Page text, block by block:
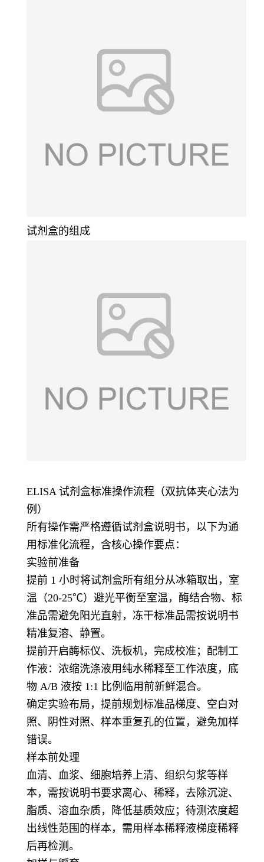
试剂盒的组成
ELISA 试剂盒标准操作流程（双抗体夹心法为
例）
所有操作需严格遵循试剂盒说明书，以下为通
用标准化流程，含核心操作要点：
实验前准备
提前 1 小时将试剂盒所有组分从冰箱取出，室
温（20-25℃）避光平衡至室温，酶结合物、标
准品需避免阳光直射，冻干标准品需按说明书
精准复溶、静置。
提前开启酶标仪、洗板机，完成校准；配制工
作液：浓缩洗涤液用纯水稀释至工作浓度，底
物 A/B 液按 1:1 比例临用前新鲜混合。
确定实验布局，提前规划标准品梯度、空白对
照、阴性对照、样本重复孔的位置，避免加样
错误。
样本前处理
血清、血浆、细胞培养上清、组织匀浆等样
本，需按说明书要求离心、稀释，去除沉淀、
脂质、溶血杂质，降低基质效应；待测浓度超
出线性范围的样本，需用样本稀释液梯度稀释
后再检测。